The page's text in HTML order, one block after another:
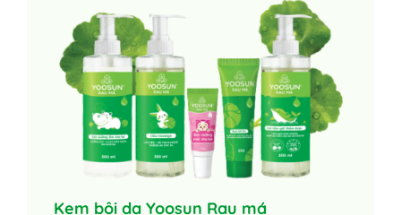
Kem bôi da Yoosun Rau má